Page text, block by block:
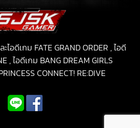
อดีเกม FATE GRAND ORDER , ไอดี
, ไอดีเกม BANG DREAM GIRLS
CONNECT! RE:DIVE